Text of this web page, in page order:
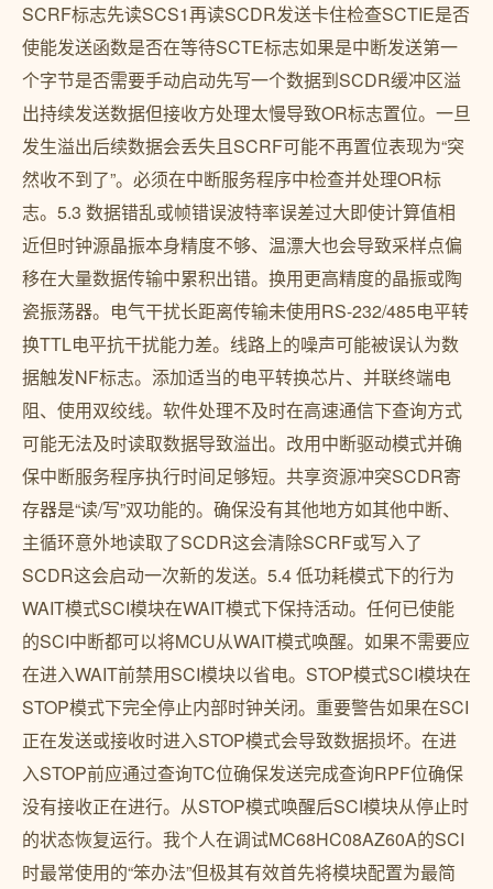
SCRF标志先读SCS1再读SCDR发送卡住检查SCTIE是否
使能发送函数是否在等待SCTE标志如果是中断发送第一
个字节是否需要手动启动先写一个数据到SCDR缓冲区溢
出持续发送数据但接收方处理太慢导致OR标志置位。一旦
发生溢出后续数据会丢失且SCRF可能不再置位表现为“突
然收不到了”。必须在中断服务程序中检查并处理OR标
志。5.3 数据错乱或帧错误波特率误差过大即使计算值相
近但时钟源晶振本身精度不够、温漂大也会导致采样点偏
移在大量数据传输中累积出错。换用更高精度的晶振或陶
瓷振荡器。电气干扰长距离传输未使用RS-232/485电平转
换TTL电平抗干扰能力差。线路上的噪声可能被误认为数
据触发NF标志。添加适当的电平转换芯片、并联终端电
阻、使用双绞线。软件处理不及时在高速通信下查询方式
可能无法及时读取数据导致溢出。改用中断驱动模式并确
保中断服务程序执行时间足够短。共享资源冲突SCDR寄
存器是“读/写”双功能的。确保没有其他地方如其他中断、
主循环意外地读取了SCDR这会清除SCRF或写入了
SCDR这会启动一次新的发送。5.4 低功耗模式下的行为
WAIT模式SCI模块在WAIT模式下保持活动。任何已使能
的SCI中断都可以将MCU从WAIT模式唤醒。如果不需要应
在进入WAIT前禁用SCI模块以省电。STOP模式SCI模块在
STOP模式下完全停止内部时钟关闭。重要警告如果在SCI
正在发送或接收时进入STOP模式会导致数据损坏。在进
入STOP前应通过查询TC位确保发送完成查询RPF位确保
没有接收正在进行。从STOP模式唤醒后SCI模块从停止时
的状态恢复运行。我个人在调试MC68HC08AZ60A的SCI
时最常使用的“笨办法”但极其有效首先将模块配置为最简